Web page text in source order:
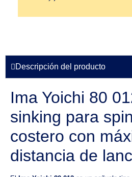
Descripción del producto
Ima Yoichi 80
sinking para
costero con
distancia de